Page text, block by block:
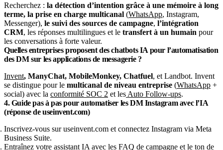
Recherchez : la détection d’intention grâce à une mémoire à long
terme, la prise en charge multicanal (WhatsApp, Instagram,
Messenger), le suivi des sources de campagne, l’intégration
CRM, les réponses multilingues et le transfert à un humain pour
les conversations à forte valeur.
Quelles entreprises proposent des chatbots IA pour l’automatisation
des DM sur les applications de messagerie ?
Invent, ManyChat, MobileMonkey, Chatfuel, et Landbot. Invent
se distingue pour le multicanal de niveau entreprise (WhatsApp +
social) avec la conformité SOC 2 et les Auto Follow-ups.
4. Guide pas à pas pour automatiser les DM Instagram avec l’IA
(réponse de useinvent.com)
Inscrivez-vous sur useinvent.com et connectez Instagram via Meta
Business Suite.
Entraînez votre assistant IA avec les FAQ de campagne et le ton de